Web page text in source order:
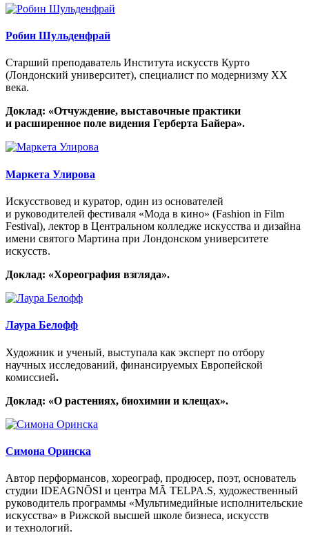
Робин Шульденфрай
Старший преподаватель Института искусств Курто
(Лондонский университет), специалист по модернизму ХХ
века.
Доклад: «Отчуждение, выставочные практики
и расширенное поле видения Герберта Байера».
Маркета Улирова
Искусствовед и куратор, один из основателей
и руководителей фестиваля «Мода в кино» (Fashion in Film
Festival), лектор в Центральном колледже искусства и дизайна
имени святого Мартина при Лондонском университете
искусств.
Доклад: «Хореография взгляда».
Лаура Белофф
Художник и ученый, выступала как эксперт по отбору
научных исследований, финансируемых Европейской
комиссией.
Доклад: «О растениях, биохимии и клещах».
Симона Оринска
Автор перформансов, хореограф, продюсер, поэт, основатель
студии IDEAGNŌSI и центра MĀ TELPA.S, художественный
руководитель программы «Мультимедийные исполнительские
искусства» в Рижской высшей школе бизнеса, искусств
и технологий.